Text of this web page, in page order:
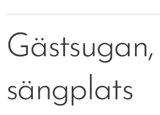
Gästsugan,
sängplats